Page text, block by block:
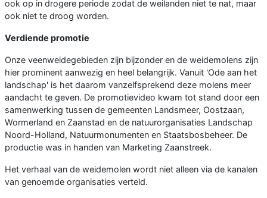
ook op in drogere periode zodat de weilanden niet te nat, maar
ook niet te droog worden.
Verdiende promotie
Onze veenweidegebieden zijn bijzonder en de weidemolens zijn
hier prominent aanwezig en heel belangrijk. Vanuit 'Ode aan het
landschap' is het daarom vanzelfsprekend deze molens meer
aandacht te geven. De promotievideo kwam tot stand door een
samenwerking tussen de gemeenten Landsmeer, Oostzaan,
Wormerland en Zaanstad en de natuurorganisaties Landschap
Noord-Holland, Natuurmonumenten en Staatsbosbeheer. De
productie was in handen van Marketing Zaanstreek.
Het verhaal van de weidemolen wordt niet alleen via de kanalen
van genoemde organisaties verteld.